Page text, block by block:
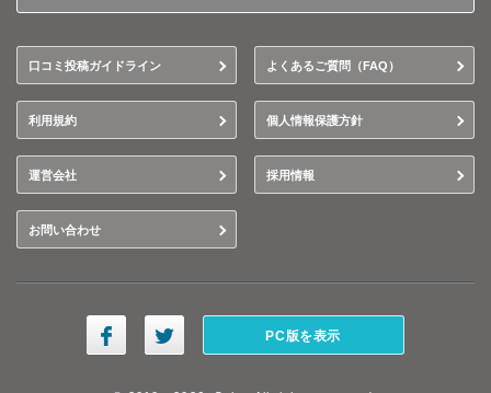
口コミ投稿ガイドライン よくあるご質問（FAQ）
利用規約 個人情報保護方針
運営会社 採用情報
お問い合わせ
PC版を表示